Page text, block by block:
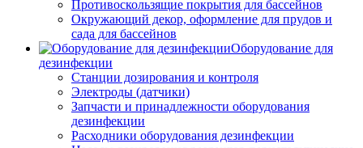
Противоскользящие покрытия для бассейнов
Окружающий декор, оформление для прудов и
сада для бассейнов
Оборудование для
дезинфекции
Станции дозирования и контроля
Электроды (датчики)
Запчасти и принадлежности оборудования
дезинфекции
Расходники оборудования дезинфекции